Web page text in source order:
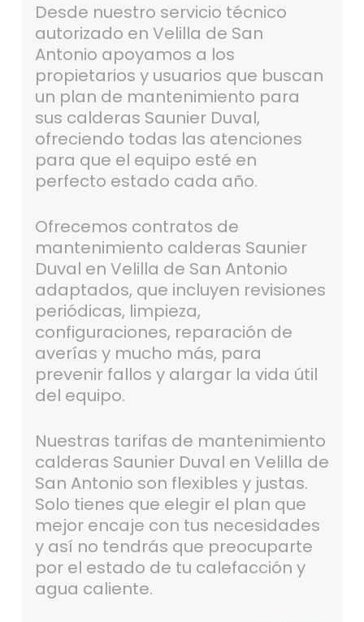
Desde nuestro servicio técnico
autorizado en Velilla de San
Antonio apoyamos a los
propietarios y usuarios que buscan
un plan de mantenimiento para
sus calderas Saunier Duval,
ofreciendo todas las atenciones
para que el equipo esté en
perfecto estado cada año.
Ofrecemos contratos de
mantenimiento calderas Saunier
Duval en Velilla de San Antonio
adaptados, que incluyen revisiones
periódicas, limpieza,
configuraciones, reparación de
averías y mucho más, para
prevenir fallos y alargar la vida útil
del equipo.
Nuestras tarifas de mantenimiento
calderas Saunier Duval en Velilla de
San Antonio son flexibles y justas.
Solo tienes que elegir el plan que
mejor encaje con tus necesidades
y así no tendrás que preocuparte
por el estado de tu calefacción y
agua caliente.